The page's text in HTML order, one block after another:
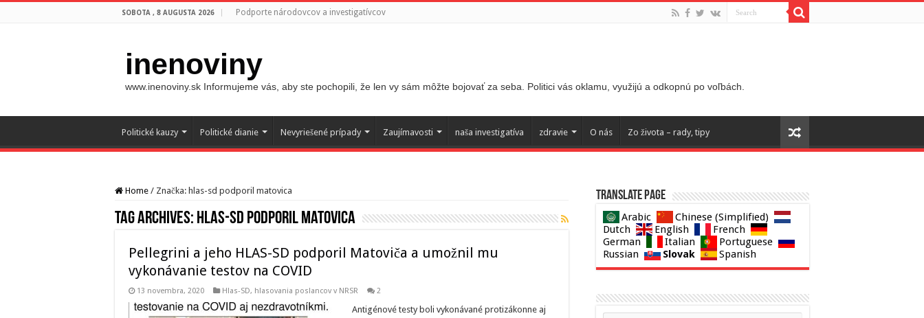
SOBOTA , 8 AUGUSTA 2026 Podporte národovcov a investigatívcov
inenoviny
www.inenoviny.sk Informujeme vás, aby ste pochopili, že len vy sám môžte bojovať za seba. Politici vás oklamu, využijú a odkopnú po voľbách.
Politické kauzy Politické dianie Nevyriešené prípady Zaujímavosti naša investigatíva zdravie O nás Zo života – rady, tipy
Home / Značka: hlas-sd podporil matovica
Tag Archives: hlas-sd podporil matovica
Pellegrini a jeho HLAS-SD podporil Matoviča a umožnil mu
vykonávanie testov na COVID
13 novembra, 2020 Hlas-SD, hlasovania poslancov v NRSR 2
Antigénové testy boli vykonávané protizákonne aj
Translate page
Arabic
Chinese (Simplified)
Dutch
English
French
German
Italian
Portuguese
Russian
Slovak Spanish